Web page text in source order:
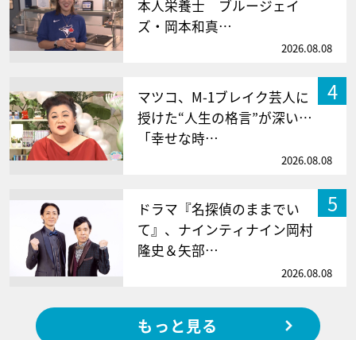
本人栄養士 ブルージェイ
ズ・岡本和真…
2026.08.08
4
マツコ、M-1ブレイク芸人に
授けた“人生の格言”が深い…
「幸せな時…
2026.08.08
5
ドラマ『名探偵のままでい
て』、ナインティナイン岡村
隆史＆矢部…
2026.08.08
もっと見る